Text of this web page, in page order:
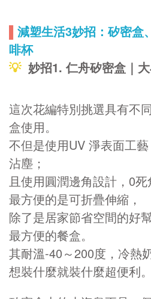
▌ 減塑生活3妙招：矽密盒
啡杯
💡妙招1. 仁舟矽密盒｜
這次花編特別挑選具有不
盒使用。
不但是使用UV 淨表面工
沾塵；
且使用圓潤邊角設計，0死
最方便的是可折疊伸縮，
除了是居家節省空間的好
最方便的餐盒。
其耐溫-40～200度，冷熱
想裝什麼就裝什麼超便利。